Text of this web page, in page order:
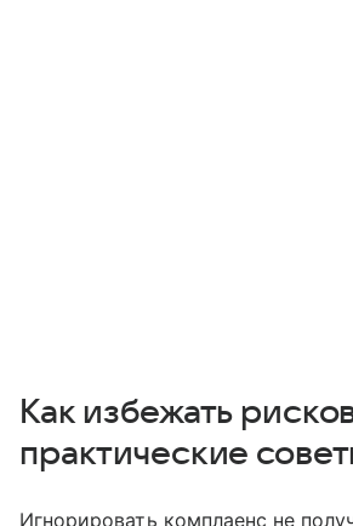
Как избежать
практические
Игнорировать комплаенс не